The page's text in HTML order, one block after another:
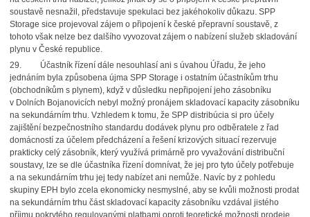
soustavě nesnažil, představuje spekulaci bez jakéhokoliv důkazu. SPP
Storage sice projevoval zájem o připojení k české přepravní soustavě, z
tohoto však nelze bez dalšího vyvozovat zájem o nabízení služeb skladování
plynu v České republice.
29. Účastník řízení dále nesouhlasí ani s úvahou Úřadu, že jeho
jednáním byla způsobena újma SPP Storage i ostatním účastníkům trhu
(obchodníkům s plynem), když v důsledku nepřipojení jeho zásobníku
v Dolních Bojanovicích nebyl možný pronájem skladovací kapacity zásobníku
na sekundárním trhu. Vzhledem k tomu, že SPP distribúcia si pro účely
zajištění bezpečnostního standardu dodávek plynu pro odběratele z řad
domácností za účelem předcházení a řešení krizových situací rezervuje
prakticky celý zásobník, který využívá primárně pro vyvažování distribuční
soustavy, lze se dle účastníka řízení domnívat, že jej pro tyto účely potřebuje
a na sekundárním trhu jej tedy nabízet ani nemůže. Navíc by z pohledu
skupiny EPH bylo zcela ekonomicky nesmyslné, aby se kvůli možnosti prodat
na sekundárním trhu část skladovací kapacity zásobníku vzdával jistého
příjmu pokrytého regulovanými platbami oproti teoretické možnosti prodeje